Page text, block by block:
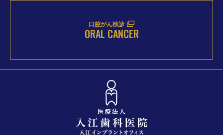
口腔がん検診
ORAL CANCER